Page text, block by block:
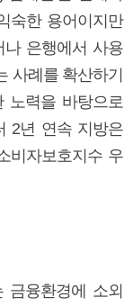
숙한 용어이지만
나 은행에서 사용
사례를 확산하기
노력을 바탕으로
2년 연속 지방은
비자보호지수 우
금융환경에 소외